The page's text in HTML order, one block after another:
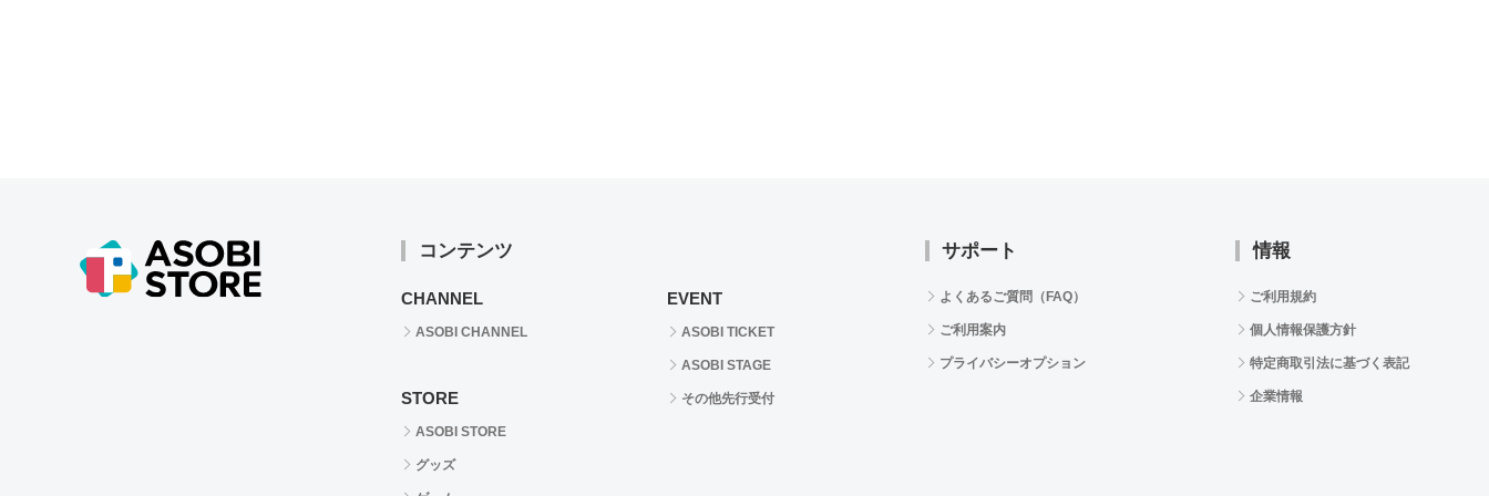
コンテンツ
CHANNEL
ASOBI CHANNEL
STORE
ASOBI STORE
グッズ
EVENT
ASOBI TICKET
ASOBI STAGE
その他先行受付
サポート
よくあるご質問（FAQ）
ご利用案内
プライバシーオプション
情報
ご利用規約
個人情報保護方針
特定商取引法に基づく表記
企業情報